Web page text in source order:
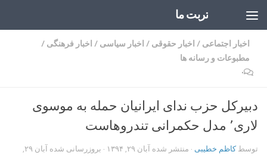
تربت ما
اخبار اجتماعی / اخبار حقوقی / اخبار سیاسی / اخبار فرهنگی /
مطبوعات و رسانه ها
۰
دبیرکل حزب ندای ایرانیان حمله به موسوی
لاری٬ مدل حکمرانی تندروهاست
توسطکاظم خطیبی · منتشر شده آبان ۲۹, ۱۳۹۴ · بروزرسانی شده
آبان ۲۹,